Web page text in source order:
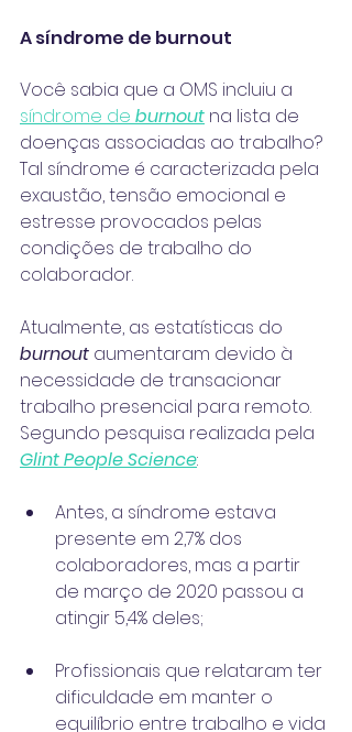
A síndrome de burnout
Você sabia que a OMS incluiu a
síndrome de burnout na lista de
doenças associadas ao trabalho?
Tal síndrome é caracterizada pela
exaustão, tensão emocional e
estresse provocados pelas
condições de trabalho do
colaborador.
Atualmente, as estatísticas do
burnout aumentaram devido à
necessidade de transacionar
trabalho presencial para remoto.
Segundo pesquisa realizada pela
Glint People Science:
Antes, a síndrome estava
presente em 2,7% dos
colaboradores, mas a partir
de março de 2020 passou a
atingir 5,4% deles;
Profissionais que relataram ter
dificuldade em manter o
equilíbrio entre trabalho e vida